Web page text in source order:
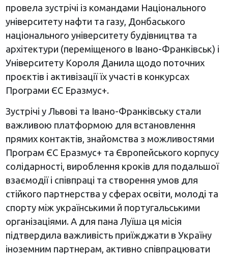
провела зустрічі із командами Національного
університету нафти та газу, Донбаського
національного університету будівництва та
архітектури (переміщеного в Івано-Франківськ) і
Університету Короля Данила щодо поточних
проєктів і активізації їх участі в конкурсах
Програми ЄС Еразмус+.
Зустрічі у Львові та Івано-Франківську стали
важливою платформою для встановлення
прямих контактів, знайомства з можливостями
Програм ЄС Еразмус+ та Європейського корпусу
солідарності, вироблення кроків для подальшої
взаємодії і співпраці та створення умов для
стійкого партнерства у сферах освіти, молоді та
спорту між українськими й португальськими
організаціями. А для пана Луїша ця місія
підтвердила важливість приїжджати в Україну
іноземним партнерам, активно співпрацювати